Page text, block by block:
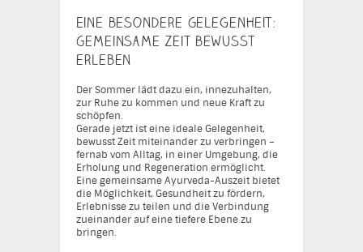
Eine besondere Gelegenheit:
Gemeinsame Zeit bewusst
erleben
Der Sommer lädt dazu ein, innezuhalten,
zur Ruhe zu kommen und neue Kraft zu
schöpfen.
Gerade jetzt ist eine ideale Gelegenheit,
bewusst Zeit miteinander zu verbringen –
fernab vom Alltag, in einer Umgebung, die
Erholung und Regeneration ermöglicht.
Eine gemeinsame Ayurveda-Auszeit bietet
die Möglichkeit, Gesundheit zu fördern,
Erlebnisse zu teilen und die Verbindung
zueinander auf eine tiefere Ebene zu
bringen.